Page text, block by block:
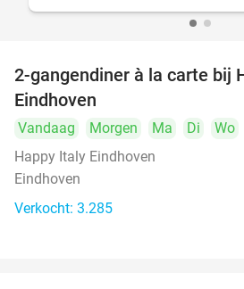
2-gangendiner à la carte bij
Eindhoven
Vandaag Morgen Ma Di Wo
Happy Italy Eindhoven
Eindhoven
Verkocht: 3.285